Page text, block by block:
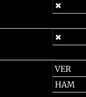
✖
✖
VER
HAM